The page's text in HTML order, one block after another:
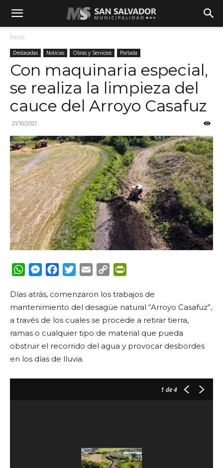
Inicio
Destacadas Noticias Obras y Servicios Portada
Con maquinaria especial,
se realiza la limpieza del
cauce del Arroyo Casafuz
21/10/2021
WhatsApp
Messenger
FacebookTwitterEmail Copy
Días atrás, comenzaron los trabajos de
mantenimiento del desagüe natural “Arroyo Casafuz”,
a través de los cuales se procede a retirar tierra,
ramas o cualquier tipo de material que pueda
obstruir el recorrido del agua y provocar desbordes
en los días de lluvia.
1 de 4